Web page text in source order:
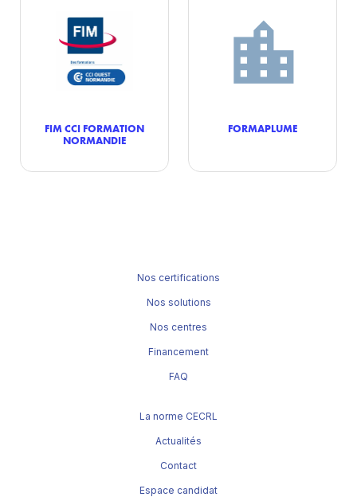
FIM CCI FORMATION
NORMANDIE
FORMAPLUME
Nos certifications
Nos solutions
Nos centres
Financement
FAQ
La norme CECRL
Actualités
Contact
Espace candidat